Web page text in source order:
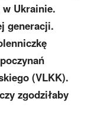
Ukrainie.
generacji.
(VLKK).
zgodziłaby